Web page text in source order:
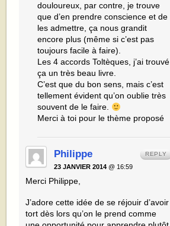
douloureux, par contre, je trouve
que d’en prendre conscience et de
les admettre, ça nous grandit
encore plus (même si c’est pas
toujours facile à faire).
Les 4 accords Toltèques, j’ai trouvé
ça un très beau livre.
C’est que du bon sens, mais c’est
tellement évident qu’on oublie très
souvent de le faire.
Merci à toi pour le thème proposé
Philippe
23 JANVIER 2014 @ 16:59
Merci Philippe,
J’adore cette idée de se réjouir d’avoir
tort dès lors qu’on le prend comme
REPLY